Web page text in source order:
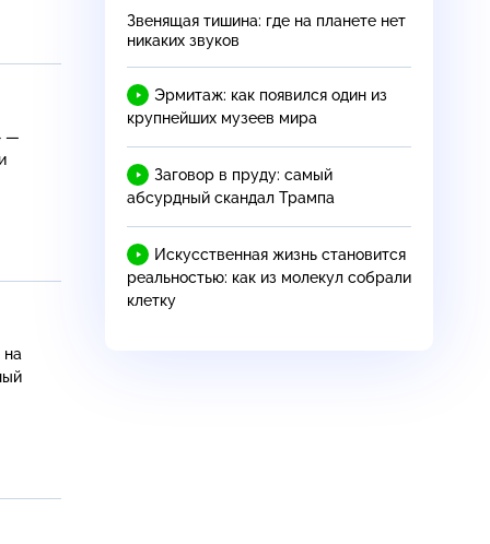
—
на
Звенящая тишина: где на планете нет
никаких звуков
Эрмитаж: как появился один из
крупнейших музеев мира
Заговор в пруду: самый
абсурдный скандал Трампа
Искусственная жизнь становится
реальностью: как из молекул собрали
клетку